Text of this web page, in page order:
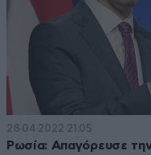
28·04·2022 21:05
Ρωσία: Απαγόρευσε